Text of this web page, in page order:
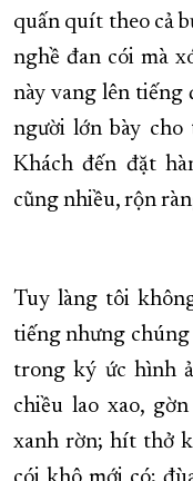
quấn quít theo cả
nghề đan cói mà
này vang lên tiếng
người lớn bày cho
Khách đến đặt
cũng nhiều, rộn
Tuy làng tôi
tiếng nhưng chúng
trong ký ức hình
chiều lao xao,
xanh rờn; hít thở